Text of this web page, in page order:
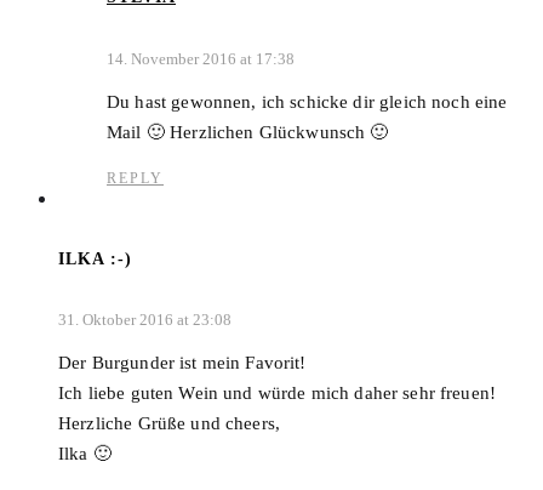
14. November 2016 at 17:38
Du hast gewonnen, ich schicke dir gleich noch eine
Mail 🙂 Herzlichen Glückwunsch 🙂
REPLY
ILKA :-)
31. Oktober 2016 at 23:08
Der Burgunder ist mein Favorit!
Ich liebe guten Wein und würde mich daher sehr freuen!
Herzliche Grüße und cheers,
Ilka 🙂